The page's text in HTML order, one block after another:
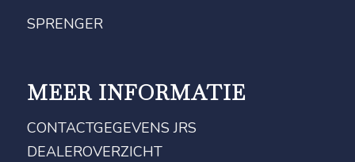
SPRENGER
MEER INFORMATIE
CONTACTGEGEVENS JRS
DEALEROVERZICHT